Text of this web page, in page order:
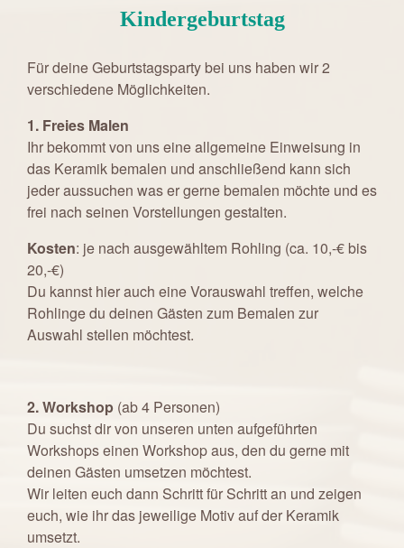
Kindergeburtstag
Für deine Geburtstagsparty bei uns haben wir 2
verschiedene Möglichkeiten.
1. Freies Malen
Ihr bekommt von uns eine allgemeine Einweisung in
das Keramik bemalen und anschließend kann sich
jeder aussuchen was er gerne bemalen möchte und es
frei nach seinen Vorstellungen gestalten.
Kosten: je nach ausgewähltem Rohling (ca. 10,-€ bis
20,-€)
Du kannst hier auch eine Vorauswahl treffen, welche
Rohlinge du deinen Gästen zum Bemalen zur
Auswahl stellen möchtest.
2. Workshop (ab 4 Personen)
Du suchst dir von unseren unten aufgeführten
Workshops einen Workshop aus, den du gerne mit
deinen Gästen umsetzen möchtest.
Wir leiten euch dann Schritt für Schritt an und zeigen
euch, wie ihr das jeweilige Motiv auf der Keramik
umsetzt.